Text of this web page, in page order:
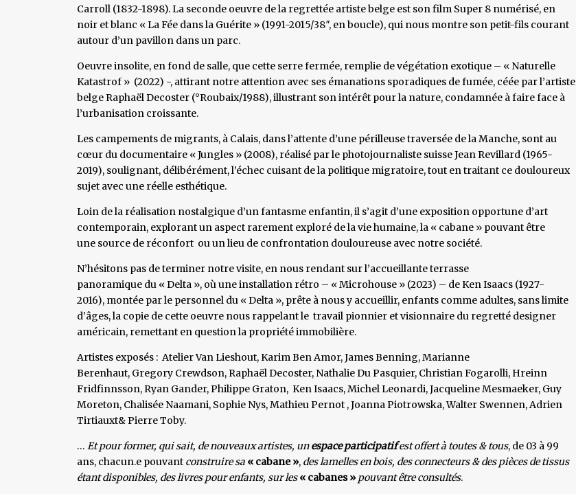
Carroll (1832-1898). La seconde oeuvre de la regrettée artiste belge est son film Super 8 numérisé, en
noir et blanc « La Fée dans la Guérite » (1991-2015/38″, en boucle), qui nous montre son petit-fils courant
autour d’un pavillon dans un parc.
Oeuvre insolite, en fond de salle, que cette serre fermée, remplie de végétation exotique – « Naturelle
Katastrof » (2022) -, attirant notre attention avec ses émanations sporadiques de fumée, céée par l’artiste
belge Raphaël Decoster (°Roubaix/1988), illustrant son intérêt pour la nature, condamnée à faire face à
l’urbanisation croissante.
Les campements de migrants, à Calais, dans l’attente d’une périlleuse traversée de la Manche, sont au
cœur du documentaire « Jungles » (2008), réalisé par le photojournaliste suisse Jean Revillard (1965-
2019), soulignant, délibérément, l’échec cuisant de la politique migratoire, tout en traitant ce douloureux
sujet avec une réelle esthétique.
Loin de la réalisation nostalgique d’un fantasme enfantin, il s’agit d’une exposition opportune d’art
contemporain, explorant un aspect rarement exploré de la vie humaine, la « cabane » pouvant être
une source de réconfort ou un lieu de confrontation douloureuse avec notre société.
N’hésitons pas de terminer notre visite, en nous rendant sur l’accueillante terrasse
panoramique du « Delta », où une installation rétro – « Microhouse » (2023) – de Ken Isaacs (1927-
2016), montée par le personnel du « Delta », prête à nous y accueillir, enfants comme adultes, sans limite
d’âges, la copie de cette oeuvre nous rappelant le travail pionnier et visionnaire du regretté designer
américain, remettant en question la propriété immobilière.
Artistes exposés : Atelier Van Lieshout, Karim Ben Amor, James Benning, Marianne
Berenhaut, Gregory Crewdson, Raphaël Decoster, Nathalie Du Pasquier, Christian Fogarolli, Hreinn
Fridfinnsson, Ryan Gander, Philippe Graton, Ken Isaacs, Michel Leonardi, Jacqueline Mesmaeker, Guy
Moreton, Chalisée Naamani, Sophie Nys, Mathieu Pernot , Joanna Piotrowska, Walter Swennen, Adrien
Tirtiauxt& Pierre Toby.
… Et pour former, qui sait, de nouveaux artistes, un espace participatifest offert à toutes & tous, de 03 à 99
ans, chacun.e pouvant construire sa « cabane », des lamelles en bois, des connecteurs & des pièces de tissus
étant disponibles, des livres pour enfants, sur les « cabanes » pouvant être consultés.